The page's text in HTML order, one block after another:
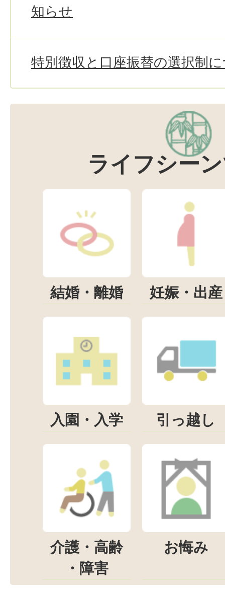
知らせ
特別徴収と口座振替の選択制
ライフシー
結婚・離婚 妊娠・出産
入園・入学 引っ越し
介護・高齢
・障害
お悔み